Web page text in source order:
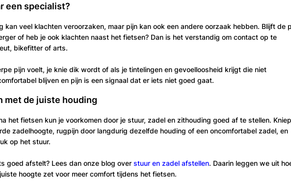
een specialist?
kan veel klachten veroorzaken, maar pijn kan ook een andere oorzaak hebben. Blijft de
of heb je ook klachten naast het fietsen? Dan is het verstandig om contact op te
bikefitter of arts.
pijn voelt, je knie dik wordt of als je tintelingen en gevoelloosheid krijgt die niet
blijven en pijn is een signaal dat er iets niet goed gaat.
met de juiste houding
het fietsen kun je voorkomen door je stuur, zadel en zithouding goed af te stellen.
zadelhoogte, rugpijn door langdurig dezelfde houding of een oncomfortabel zadel, en
op het stuur.
goed afstelt? Lees dan onze blog over stuur en zadel afstellen. Daarin leggen we uit
hoogte zet voor meer comfort tijdens het fietsen.